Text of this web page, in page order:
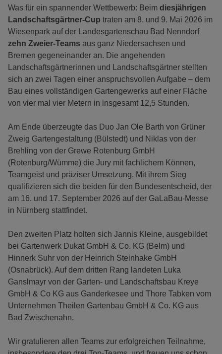
Was für ein spannender Wettbewerb: Beim diesjährigen
Landschaftsgärtner-Cup traten am 8. und 9. Mai 2026 im
Wiesenpark auf der Landesgartenschau Bad Nenndorf
zehn Zweier-Teams aus ganz Niedersachsen und
Bremen gegeneinander an. Die angehenden
Landschaftsgärtnerinnen und Landschaftsgärtner stellten
sich an zwei Tagen einer anspruchsvollen Aufgabe – dem
Bau eines vollständigen Gartengewerks auf einer Fläche
von vier mal vier Metern in insgesamt 12,5 Stunden.
Am Ende überzeugte das Duo Jan Ole Barth von Grüner
Zweig Gartengestaltung (Bülstedt) und Niklas von der
Brehling von der Grewe Rotenburg GmbH
(Rotenburg/Wümme) die Jury mit fachlichem Können,
Teamgeist und präziser Umsetzung. Mit ihrem Sieg
qualifizieren sich die beiden für den Bundesentscheid, der
am 16. und 17. September 2026 auf der GaLaBau-Messe
in Nürnberg stattfindet.
Den zweiten Platz holten sich Jannis Kleine, ausgebildet
bei Gartenwerk Dukat GmbH & Co. KG (Belm) und
Hinnerk Suhr von der Heinrich Steinhake GmbH
(Osnabrück). Auf dem dritten Rang landeten Luka
Ganslmayr von der Garten- und Landschaftsbau Kreye
GmbH & Co KG aus Ganderkesee und Thore Tabken vom
Unternehmen Theilen Gartenbau GmbH & Co. KG aus
Bad Zwischenahn.
Wir gratulieren allen Teams zur erfolgreichen Teilnahme,